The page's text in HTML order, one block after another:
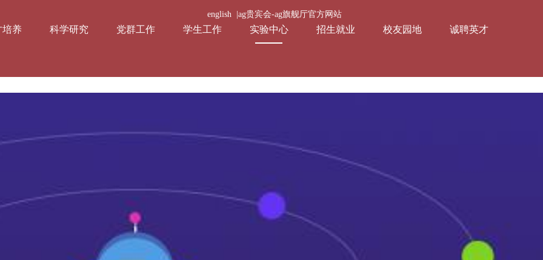
english |ag贵宾会-ag旗舰厅官方网站
培养 科学研究 党群工作 学生工作 实验中心 招生就业 校友园地 诚聘英才